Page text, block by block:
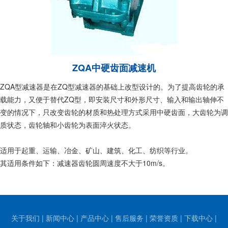
ZQA中硬齿面减速机
ZQA型减速器是在ZQ型减速器的基础上改型设计的。为了提高齿轮的承
载能力，又便于替代ZQ型，即安装尺寸和外形尺寸、输入和输出轴伸不
变的情况下，只改变齿轮的材质和热处理方式采用中硬齿面，大齿轮为调
质状态，齿轮轴和小齿轮为表面淬火状态。
适用于起重、运输、冶金、矿山、建筑、化工、纺织等行业。
其适用条件如下：减速器齿轮圆周速度不大于10m/s。
关于我们 | 新闻中心 | 产品中心 | 售后服务 | 荣誉资质 | 下载中心 |